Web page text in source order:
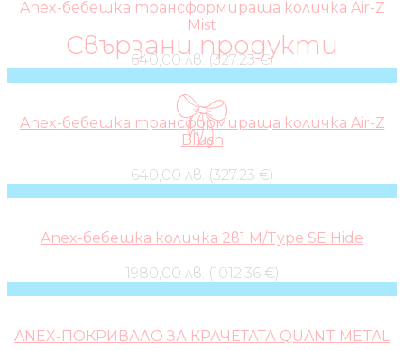
Свързани продукти
Anex-бебешка трансформираща количка Air-Z
Mist
640,00 лв. (327.23 €)
Anex-бебешка трансформираща количка Air-Z
Blush
640,00 лв. (327.23 €)
Anex-бебешка количка 2в1 M/Type SE Hide
1980,00 лв. (1012.36 €)
ANEX-ПОКРИВАЛО ЗА КРАЧЕТАТА QUANT METAL